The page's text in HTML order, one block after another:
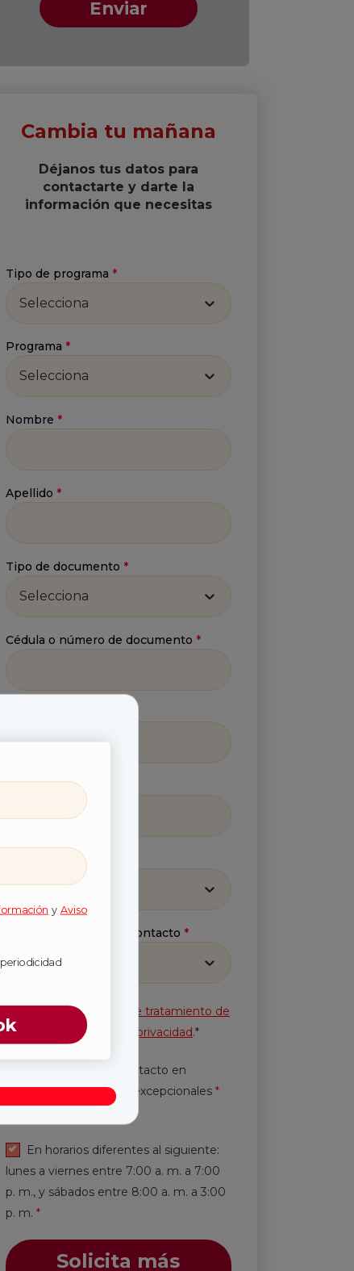
He leído y acepto
Cambia tu mañana
Déjanos tus datos para
contactarte y darte la
información que necesitas
Tipo de programa *
Selecciona
Programa *
Selecciona
Nombre *
Apellido *
Tipo de documento *
Selecciona
Cédula o número de documento *
Correo *
Selecciona
Método preferido de contacto *
Selecciona
Acepto laPolítica de tratamiento de
información
yAviso de privacidad.*
Autorización de contacto en
horarios y periodicidad excepcionales *
En horarios diferentes al siguiente:
lunes a viernes entre 7:00 a. m. a 7:00
p. m., y sábados entre 8:00 a. m. a 3:00
p. m. *
Solicita más
y Aviso